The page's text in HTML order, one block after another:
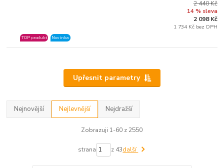
TOP produkt Novinka
2 440 Kč
14 % sleva
2 098 Kč
1 734 Kč bez DPH
Upřesnit parametry
Nejnovější Nejlevnější Nejdražší
Zobrazuji 1-60 z 2550
strana z 43další